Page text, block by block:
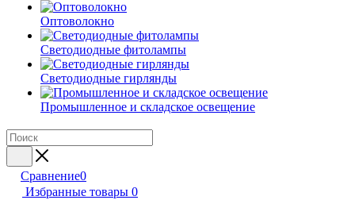
Оптоволокно
Светодиодные фитолампы
Светодиодные гирлянды
Промышленное и складское освещение
Сравнение0
Избранные товары 0